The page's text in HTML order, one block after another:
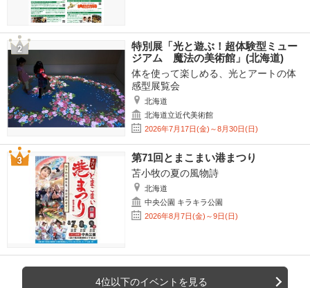
特別展「光と遊ぶ！超体験型ミュー
ジアム 魔法の美術館」(北海道)
体を使って楽しめる、光とアートの体
感型展覧会
北海道
北海道立近代美術館
2026年7月17日(金)～8月30日(日)
第71回とまこまい港まつり
苫小牧の夏の風物詩
北海道
中央公園 キラキラ公園
2026年8月7日(金)～9日(日)
4位以下のイベントを見る